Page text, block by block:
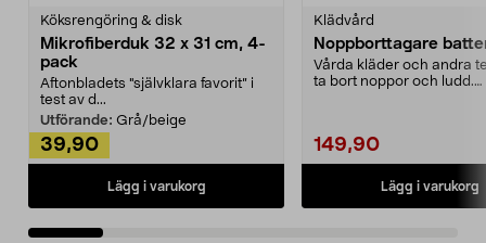
Köksrengöring & disk
Mikrofiberduk 32 x 31 cm, 4-
pack
Aftonbladets "självklara favorit” i
test av d...
Utförande: Grå/beige
39,90
Lägg i varukorg
Klädvård
Noppborttagare
Vårda kläder och andra
ta bort noppor och ludd.
149,90
Lägg i varukorg